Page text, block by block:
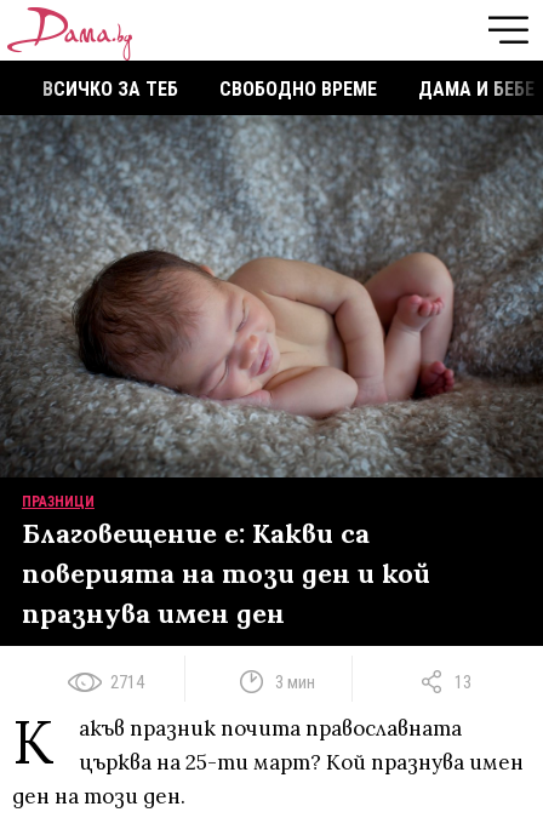
ВСИЧКО ЗА ТЕБ СВОБОДНО ВРЕМЕ ДАМА И БЕБЕ
ПРАЗНИЦИ
Благовещение е: Какви са
поверията на този ден и кой
празнува имен ден
2714 3 мин 13
К
акъв празник почита православната
църква на 25-ти март? Кой празнува имен
ден на този ден.